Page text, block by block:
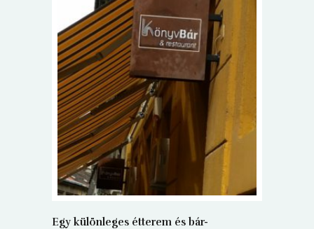
Egy különleges étterem és bár-